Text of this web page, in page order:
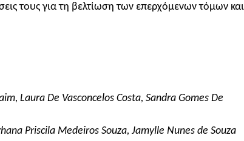
τους για τη βελτίωση των επερχόμενων τόμων και
Laura De Vasconcelos Costa, Sandra Gomes De
Priscila Medeiros Souza, Jamylle Nunes de Souza